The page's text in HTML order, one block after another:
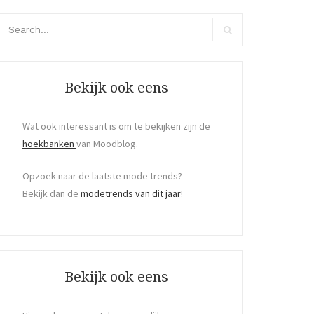
Bekijk ook eens
Wat ook interessant is om te bekijken zijn de
hoekbanken van Moodblog.
Opzoek naar de laatste mode trends?
Bekijk dan de modetrends van dit jaar!
Bekijk ook eens